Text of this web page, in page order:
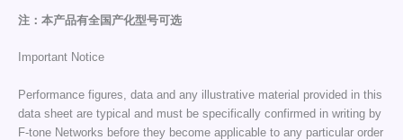
注：本产品有全国产化型号可选
Important Notice
Performance figures, data and any illustrative material provided in this
data sheet are typical and must be specifically confirmed in writing by
F-tone Networks before they become applicable to any particular order